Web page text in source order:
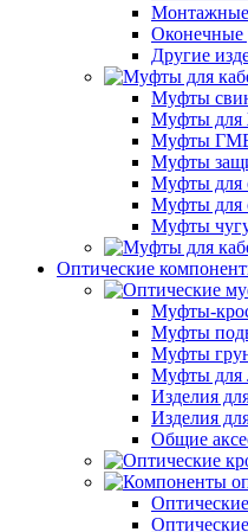
Оконечные
Другие
Муфты
Муфты для
Муфты
Муфты
Муфты для
Муфты для
Муфты
Оптические
Муфты-
Муфты
Муфты
Муфты
Изделия
Изделия
Общие